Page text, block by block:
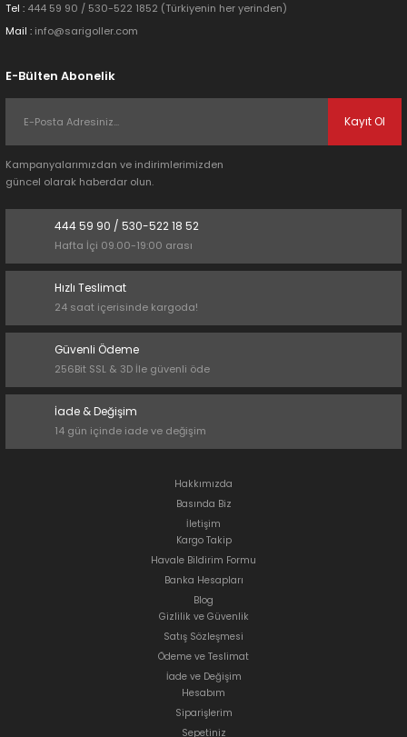
Tel : 444 59 90 / 530-522 1852 (Türkiyenin her yerinden)
Mail : info@sarigoller.com
E-Bülten Abonelik
Kayıt Ol
Kampanyalarımızdan ve indirimlerimizden
güncel olarak haberdar olun.
444 59 90 / 530-522 18 52
Hafta İçi 09.00-19:00 arası
Hızlı Teslimat
24 saat içerisinde kargoda!
Güvenli Ödeme
256Bit SSL & 3D İle güvenli öde
İade & Değişim
14 gün içinde iade ve değişim
Hakkımızda
Basında Biz
İletişim
Kargo Takip
Havale Bildirim Formu
Banka Hesapları
Blog
Gizlilik ve Güvenlik
Satış Sözleşmesi
Ödeme ve Teslimat
İade ve Değişim
Hesabım
Siparişlerim
Sepetiniz